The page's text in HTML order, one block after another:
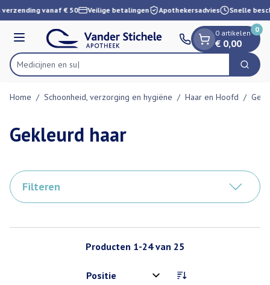
Ga naar de inhoud
1 van 1vanaf € 50 Veilige betalingen Apothekersadvies Snelle
Menu
Product, merk, categorie... Zoek
0 artikelen
€ 0,00
0
Home / Schoonheid, verzorging en hygiëne / Haar en Hoofd /
Gekleurd haar
Filteren
Producten 1-24van 25
Sorteer op: